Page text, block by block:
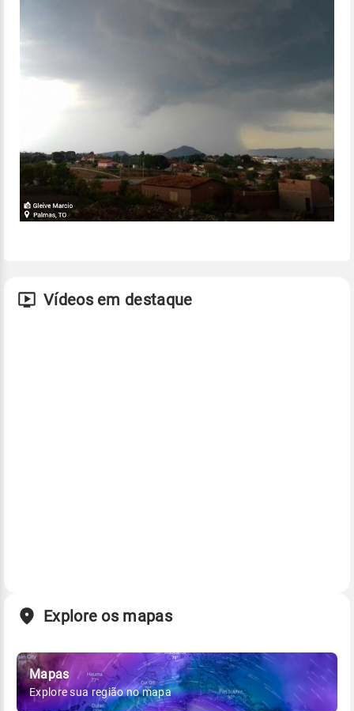
Vídeos em destaque
Explore os mapas
Mapas
Explore sua região no mapa